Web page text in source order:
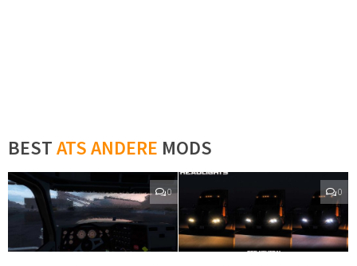
BESTATS ANDERE MODS
0 0